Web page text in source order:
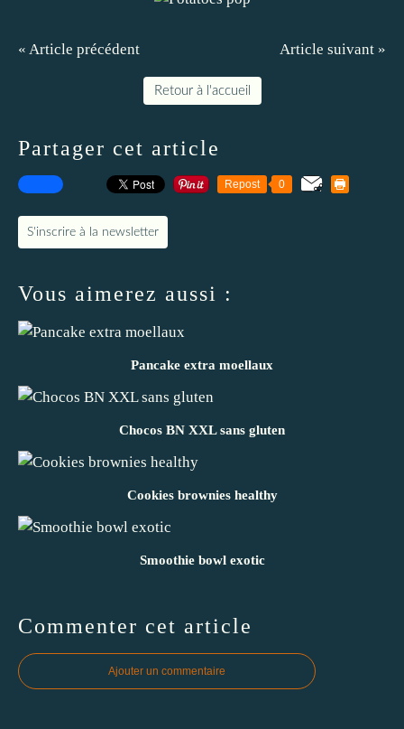
« Article précédent Article suivant »
Retour à l'accueil
Partager cet article
Repost 0
S'inscrire à la newsletter
Vous aimerez aussi :
Pancake extra moellaux
Chocos BN XXL sans gluten
Cookies brownies healthy
Smoothie bowl exotic
Commenter cet article
Ajouter un commentaire